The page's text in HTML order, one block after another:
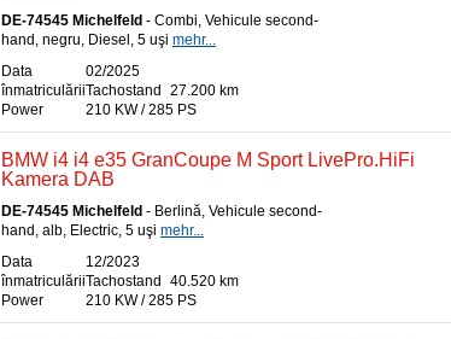
DE-74545 Michelfeld - Combi, Vehicule second-
hand, negru, Diesel, 5 uşi mehr...
Data
înmatriculării
02/2025
Tachostand
27.200 km
Power
210 KW / 285 PS
BMW i4 i4 e35 GranCoupe M Sport LivePro.HiFi
Kamera DAB
DE-74545 Michelfeld - Berlină, Vehicule second-
hand, alb, Electric, 5 uşi mehr...
Data
înmatriculării
12/2023
Tachostand
40.520 km
Power
210 KW / 285 PS